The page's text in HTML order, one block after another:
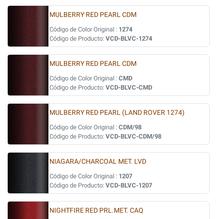
MULBERRY RED PEARL CDM
Código de Color Original : 1274
Código de Producto: VCD-BLVC-1274
MULBERRY RED PEARL CDM
Código de Color Original : CMD
Código de Producto: VCD-BLVC-CMD
MULBERRY RED PEARL (LAND ROVER 1274)
Código de Color Original : CDM/98
Código de Producto: VCD-BLVC-CDM/98
NIAGARA/CHARCOAL MET. LVD
Código de Color Original : 1207
Código de Producto: VCD-BLVC-1207
NIGHTFIRE RED PRL.MET. CAQ